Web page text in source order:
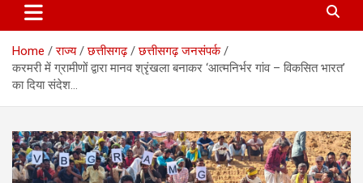
Home राज्य छत्तीसगढ़
छत्तीसगढ़ जनसंपर्क
करमरी में ग्रामीणों द्वारा मानव श्रृंखला बनाकर ‘आत्मनिर्भर गांव – विकसित भारत’
का दिया संदेश…